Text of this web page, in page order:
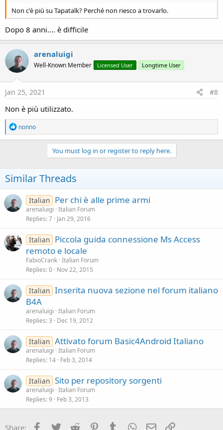
Non c'è più su Tapatalk? Perché non riesco a trovarlo.
Dopo 8 anni.... è difficile
arenaluigi
Well-Known Member Licensed User Longtime User
Jan 25, 2021 #8
Non è più utilizzato.
R
e
a
n
s
:
nonno
You must log in or register to reply here.
Similar Threads
Italian Per chi è alle prime armi
arenaluigi Italian Forum
Replies 7 Jan 29, 2016
Italian Piccola guida connessione Ms Access
remoto e locale
FabioCrank Italian Forum
Replies 0 Nov 22, 2015
Italian Inserita nuova sezione nel forum italiano
B4A
arenaluigi Italian Forum
Replies 3 Dec 19, 2012
Italian Attivato forum Basic4Android Italiano
arenaluigi Italian Forum
Replies 14 Feb 3, 2014
Italian Sito per repository sorgenti
arenaluigi Italian Forum
Replies 9 Feb 3, 2013
Share: Facebook
Twitter Reddit PinterestTumblr WhatsApp
Email